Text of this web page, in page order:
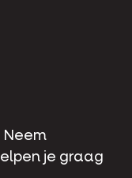
Neem
je graag